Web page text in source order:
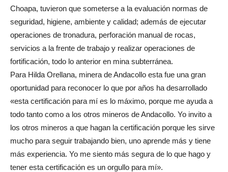
Choapa, tuvieron que someterse a la evaluación normas de
seguridad, higiene, ambiente y calidad; además de ejecutar
operaciones de tronadura, perforación manual de rocas,
servicios a la frente de trabajo y realizar operaciones de
fortificación, todo lo anterior en mina subterránea.
Para Hilda Orellana, minera de Andacollo esta fue una gran
oportunidad para reconocer lo que por años ha desarrollado
«esta certificación para mí es lo máximo, porque me ayuda a
todo tanto como a los otros mineros de Andacollo. Yo invito a
los otros mineros a que hagan la certificación porque les sirve
mucho para seguir trabajando bien, uno aprende más y tiene
más experiencia. Yo me siento más segura de lo que hago y
tener esta certificación es un orgullo para mí».